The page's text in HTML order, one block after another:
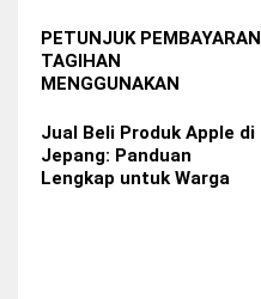
Anda Ketahui
PETUNJUK PEMBAYARAN
TAGIHAN
MENGGUNAKAN
Jual Beli Produk Apple di
Jepang: Panduan
Lengkap untuk Warga